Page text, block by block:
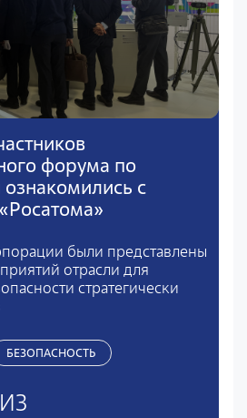
форума по
ознакомились с
были представлены
отрасли для
стратегически
БЕЗОПАСНОСТЬ